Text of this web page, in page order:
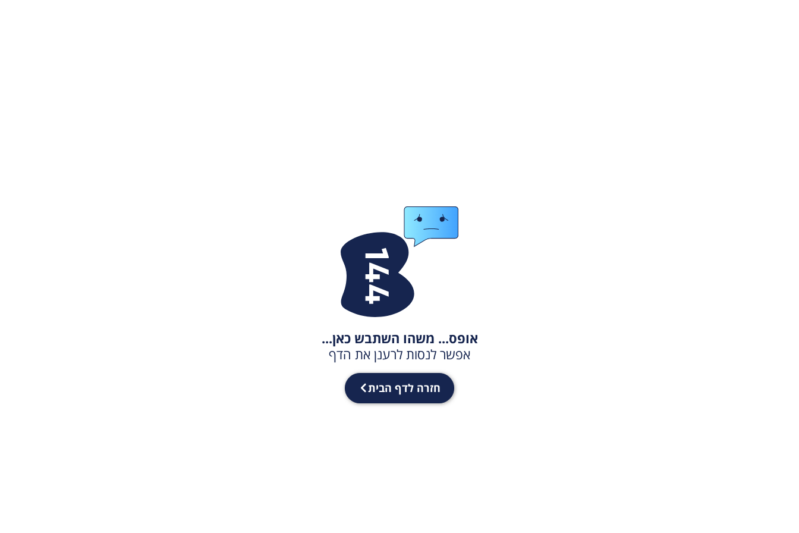
אופס... משהו השתבש כאן...
אפשר לנסות לרענן את הדף
חזרה לדף הבית